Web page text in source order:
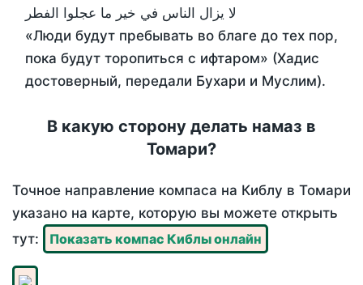
لا يزال الناس في خير ما عجلوا الفطر
«Люди будут пребывать во благе до тех пор,
пока будут торопиться с ифтаром» (Хадис
достоверный, передали Бухари и Муслим).
В какую сторону делать намаз в
Томари?
Точное направление компаса на Киблу в Томари
указано на карте, которую вы можете открыть
тут:
Показать компас Киблы онлайн